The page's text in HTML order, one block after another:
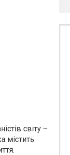
світу –
містить